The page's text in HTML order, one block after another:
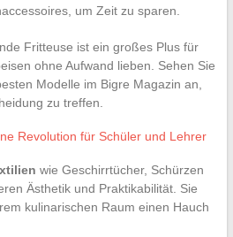
um Zeit zu sparen.
Fritteuse ist ein großes Plus für
ohne Aufwand lieben. Sehen Sie
Modelle im Bigre Magazin an,
zu treffen.
Revolution für Schüler und Lehrer
wie Geschirrtücher, Schürzen
Ästhetik und Praktikabilität. Sie
kulinarischen Raum einen Hauch